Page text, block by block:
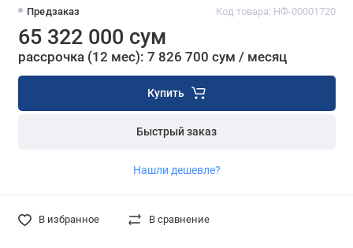
Предзаказ Код товара: НФ-00001720
65 322 000 сум
рассрочка (12 мес): 7 826 700 сум / месяц
Купить
Быстрый заказ
Нашли дешевле?
В избранное В сравнение